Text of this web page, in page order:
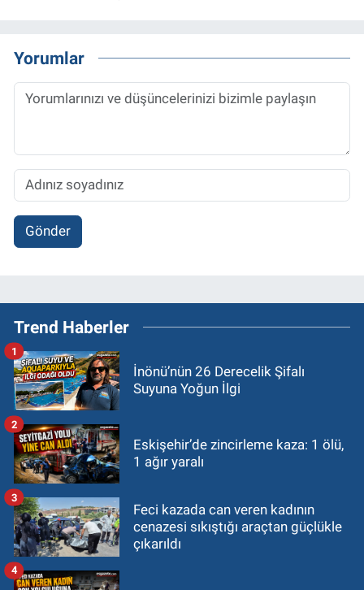
Yorumlar
Gönder
Trend Haberler
İnönü’nün 26 Derecelik Şifalı
Suyuna Yoğun İlgi
1
Eskişehir’de zincirleme kaza: 1 ölü,
1 ağır yaralı
2
Feci kazada can veren kadının
cenazesi sıkıştığı araçtan güçlükle
çıkarıldı
3
4